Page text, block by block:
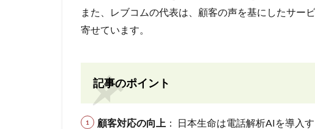
また、レブコムの代表は、顧客の声を基にしたサー
寄せています。
記事のポイント
顧客対応の向上 ： 日本生命は電話解析AIを導入